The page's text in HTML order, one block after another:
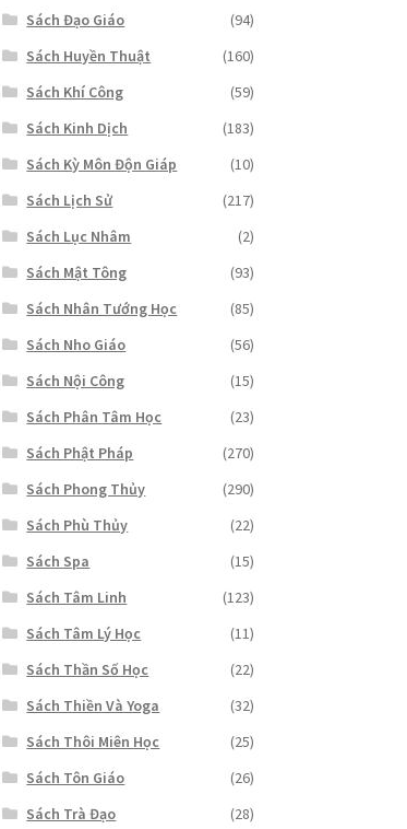
Sách Đạo Giáo
(94)
Sách Huyền Thuật
(160)
Sách Khí Công
(59)
Sách Kinh Dịch
(183)
Sách Kỳ Môn Độn Giáp
(10)
Sách Lịch Sử
(217)
Sách Lục Nhâm
(2)
Sách Mật Tông
(93)
Sách Nhân Tướng Học
(85)
Sách Nho Giáo
(56)
Sách Nội Công
(15)
Sách Phân Tâm Học
(23)
Sách Phật Pháp
(270)
Sách Phong Thủy
(290)
Sách Phù Thủy
(22)
Sách Spa
(15)
Sách Tâm Linh
(123)
Sách Tâm Lý Học
(11)
Sách Thần Số Học
(22)
Sách Thiền Và Yoga
(32)
Sách Thôi Miên Học
(25)
Sách Tôn Giáo
(26)
Sách Trà Đạo
(28)